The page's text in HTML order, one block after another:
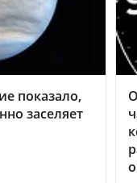
показало,
заселяет